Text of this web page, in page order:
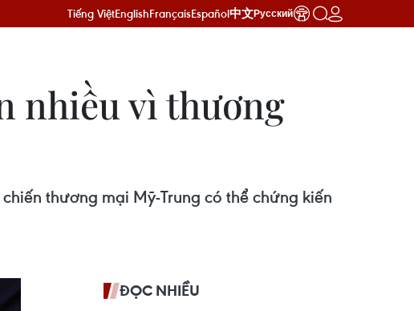
Tiếng ViệtEnglishFrançaisEspañol中文Русский
nhiều vì thương
thương mại Mỹ-Trung có thể chứng kiến
ĐỌC NHIỀU